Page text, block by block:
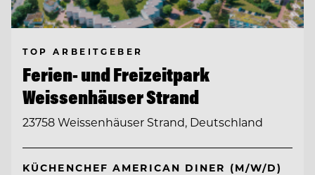
TOP ARBEITGEBER
Ferien- und Freizeitpark
Weissenhäuser Strand
23758 Weissenhäuser Strand, Deutschland
KÜCHENCHEF AMERICAN DINER (M/W/D)